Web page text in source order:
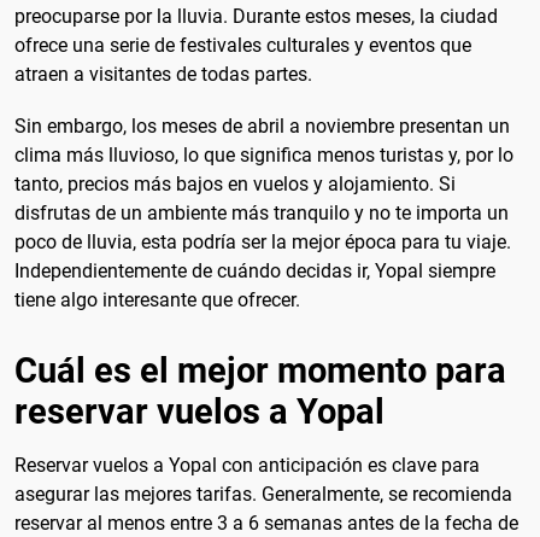
preocuparse por la lluvia. Durante estos meses, la ciudad
ofrece una serie de festivales culturales y eventos que
atraen a visitantes de todas partes.
Sin embargo, los meses de abril a noviembre presentan un
clima más lluvioso, lo que significa menos turistas y, por lo
tanto, precios más bajos en vuelos y alojamiento. Si
disfrutas de un ambiente más tranquilo y no te importa un
poco de lluvia, esta podría ser la mejor época para tu viaje.
Independientemente de cuándo decidas ir, Yopal siempre
tiene algo interesante que ofrecer.
Cuál es el mejor momento para
reservar vuelos a Yopal
Reservar vuelos a Yopal con anticipación es clave para
asegurar las mejores tarifas. Generalmente, se recomienda
reservar al menos entre 3 a 6 semanas antes de la fecha de